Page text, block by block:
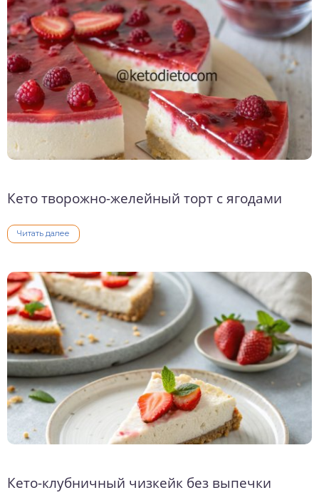
Кето творожно-желейный торт с ягодами
Читать далее
Кето-клубничный чизкейк без выпечки
выпечка
десерты
напитки